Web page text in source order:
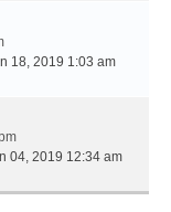
18, 2019 1:03 am
04, 2019 12:34 am